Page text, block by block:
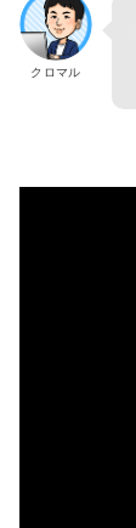
クロマル